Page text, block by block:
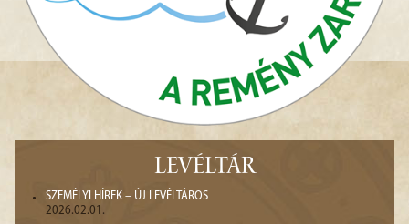
LEVÉLTÁR
SZEMÉLYI HÍREK – ÚJ LEVÉLTÁROS
2026.02.01.